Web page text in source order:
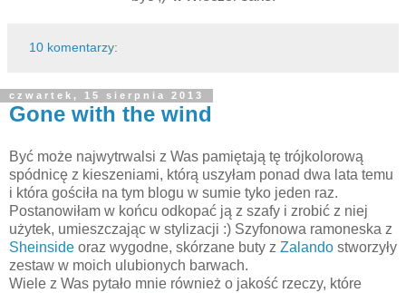
10 komentarzy:
czwartek, 15 sierpnia 2013
Gone with the wind
Być może najwytrwalsi z Was pamiętają tę trójkolorową
spódnicę z kieszeniami, którą uszyłam ponad dwa lata temu
i która gościła na tym blogu w sumie tyko jeden raz.
Postanowiłam w końcu odkopać ją z szafy i zrobić z niej
użytek, umieszczając w stylizacji :) Szyfonowa ramoneska z
Sheinside oraz wygodne, skórzane buty z Zalando stworzyły
zestaw w moich ulubionych barwach.
Wiele z Was pytało mnie również o jakość rzeczy, które